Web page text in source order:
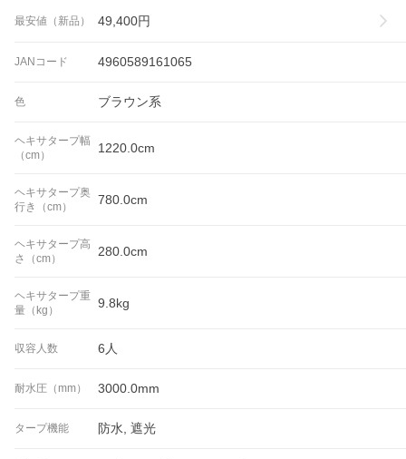
最安値（新品） 49,400円
JANコード 4960589161065
色 ブラウン系
ヘキサタープ幅
（cm）
1220.0cm
ヘキサタープ奥
行き（cm）
780.0cm
ヘキサタープ高
さ（cm）
280.0cm
ヘキサタープ重
量（kg）
9.8kg
収容人数 6人
耐水圧（mm） 3000.0mm
タープ機能 防水, 遮光